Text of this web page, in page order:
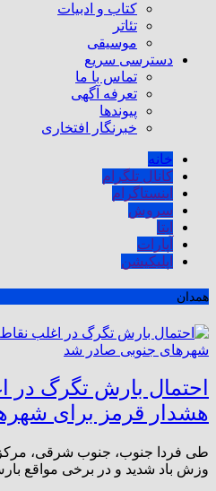
کتاب و ادبیات
تئاتر
موسیقی
دسترسی سریع
تماس با ما
تعرفه آگهی
پیوندها
خبرنگار افتخاری
خانه
کانال تلگرام
اینستاگرام
سروش
ایتا
آپارات
اپلیکیشن
همدان
احتمال بارش تگرگ
هشدار قرمز برای
طی فردا جنوب، جنوب شرقی، مرکز
وزش باد شدید و در برخی مواقع